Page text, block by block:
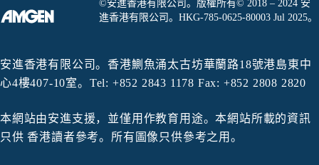
©安進香港有限公司。版權所有© 2018 – 2024 安
進香港有限公司。HKG-785-0625-80003 Jul 2025。
安進香港有限公司。香港鰂魚涌太古坊華蘭路18號港島東中
心4樓407-10室。Tel: +852 2843 1178 Fax: +852 2808 2820
本網站由安進支援，並僅用作教育用途。本網站所載的資訊
只供 香港讀者參考。所有圖像只供參考之用。